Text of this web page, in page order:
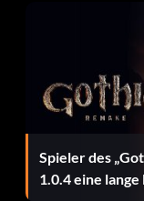
Schießen aus dem
Schießen im
Schnelligkeit: 86
Eile: 90
Spieler des
1.0.4 eine